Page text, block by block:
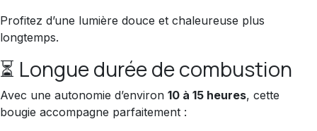
Profitez d’une lumière douce et chaleureuse plus
longtemps.
⏳ Longue durée de combustion
Avec une autonomie d’environ 10 à 15 heures, cette
bougie accompagne parfaitement :